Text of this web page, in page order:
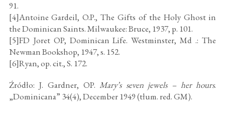
91.
[4]Antoine Gardeil, O.P., The Gifts of the Holy Ghost in
the Dominican Saints. Milwaukee: Bruce, 1937, p. 101.
[5]FD Joret OP, Dominican Life. Westminster, Md .: The
Newman Bookshop, 1947, s. 152.
[6]Ryan, op. cit., S. 172.
Źródło: J. Gardner, OP.Mary’s seven jewels – her hours.
„Dominicana” 34(4), December 1949 (tłum. red. GM).